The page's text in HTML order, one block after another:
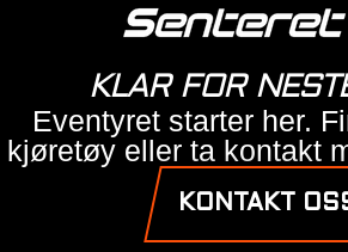
KLAR FOR
Eventyret starter her.
kjøretøy eller ta kontakt
KONTAKT